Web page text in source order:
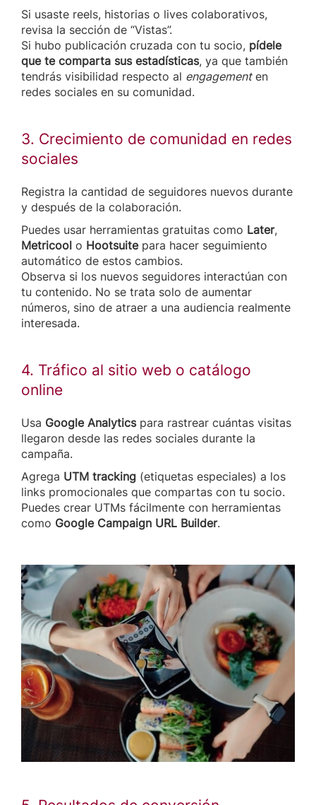
Si usaste reels, historias o lives colaborativos,
revisa la sección de “Vistas”.
Si hubo publicación cruzada con tu socio, pídele
que te comparta sus estadísticas, ya que también
tendrás visibilidad respecto al engagementen
redes sociales en su comunidad.
3. Crecimiento de comunidad en redes
sociales
Registra la cantidad de seguidores nuevos durante
y después de la colaboración.
Puedes usar herramientas gratuitas como Later,
Metricool o Hootsuitepara hacer seguimiento
automático de estos cambios.
Observa si los nuevos seguidores interactúan con
tu contenido. No se trata solo de aumentar
números, sino de atraer a una audiencia realmente
interesada.
4. Tráfico al sitio web o catálogo
online
Usa Google Analyticspara rastrear cuántas visitas
llegaron desde las redes sociales durante la
campaña.
Agrega UTM tracking (etiquetas especiales) a los
links promocionales que compartas con tu socio.
Puedes crear UTMs fácilmente con herramientas
como Google Campaign URL Builder.